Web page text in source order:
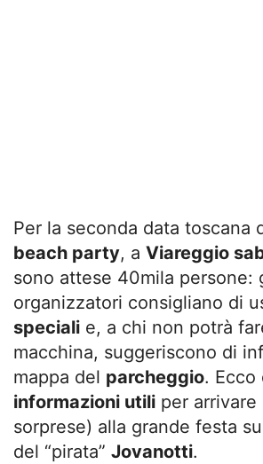
Per la seconda data toscana
beach party, a Viareggio
sono attese 40mila persone:
organizzatori consigliano di
speciali e, a chi non potrà
macchina, suggeriscono di
mappa del parcheggio.
informazioni utili per arrivare
sorprese) alla grande festa
del “pirata” Jovanotti.